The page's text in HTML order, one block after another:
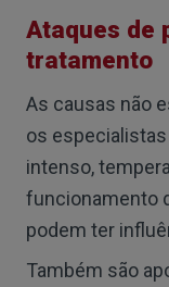
Ataques de
tratamento
As causas não
os
intenso,
funcionamento
podem ter
Também são